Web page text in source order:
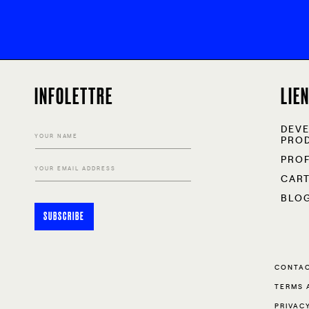
INFOLETTRE
YOUR NAME
YOUR EMAIL ADDRESS
SUBSCRIBE
TERMS